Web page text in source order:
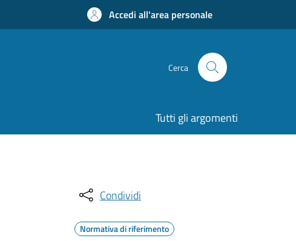
Accedi all'area personale
Cerca
Tutti gli argomenti
Condividi
Normativa di riferimento